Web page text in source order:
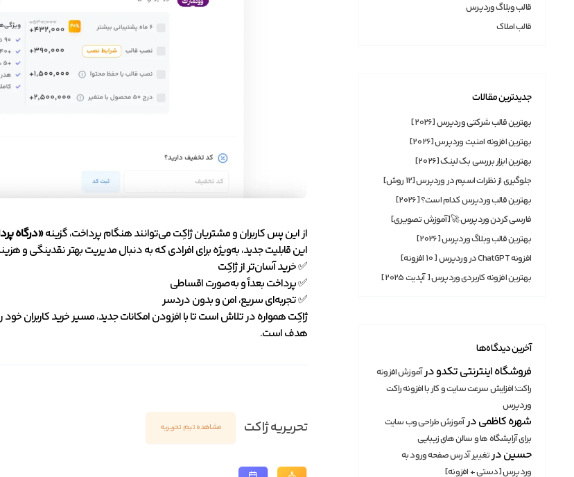
قالب وبلاگ وردپرس
قالب املاک
جدیدترین مقالات
بهترین قالب شرکتی وردپرس [2026]
بهترین افزونه امنیت وردپرس [2026]
بهترین ابزار بررسی بک لینک [2026]
جلوگیری از نظرات اسپم در وردپرس [12 روش]
بهترین قالب وردپرس کدام است؟ [2026]
فارسی کردن وردپرس 🚀[آموزش تصویری]
بهترین قالب وبلاگ وردپرس [2026]
افزونه ChatGPT در وردپرس [ 10 افزونه]
بهترین افزونه‌ کاربردی وردپرس [ آپدیت 2025]
آخرین دیدگاه‌ها
فروشگاه اینترنتی تکدودرآموزش افزونه
راکت؛ افزایش سرعت سایت و کار با افزونه راکت
وردپرس
شهره کاظمیدرآموزش طراحی وب سایت
برای آرایشگاه ها و سالن های زیبایی
حسیندرتغییر آدرس صفحه ورود به
وردپرس [دستی + افزونه]
از این پس کاربران و مشتریان ژاکِت می‌توانند هنگام پرداخت، گزینه«درگاه
این قابلیت جدید، به‌ویژه برای افرادی که به دنبال مدیریت بهتر نقدینگی و
✅ خرید آسان‌تر از ژاکِت
✅ پرداخت بعداً و به‌صورت اقساطی
✅ تجربه‌ای سریع، امن و بدون دردسر
ژاکِت همواره در تلاش است تا با افزودن امکانات جدید، مسیر خرید کاربران
هدف است.
تحریریه ژاکت مشاهده تیم تحریریه